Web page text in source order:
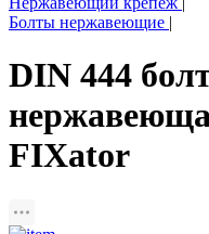
Болты нержавеющие |
DIN 444
FIXator